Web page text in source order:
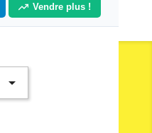
Vendre plus !
